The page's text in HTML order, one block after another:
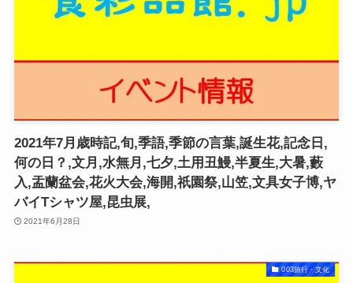
2021年7月歳時記,旬,季語,季節の言葉,誕生花,記念日,
何の日？,文月,水無月,七夕,土用丑鰻,半夏生,大暑,藪
入,盂蘭盆会,花火大会,海開,祇園祭,山笠,文具女子博,ヤ
バイTシャツ屋,昆虫展,
2021年6月28日
003旅行・文化